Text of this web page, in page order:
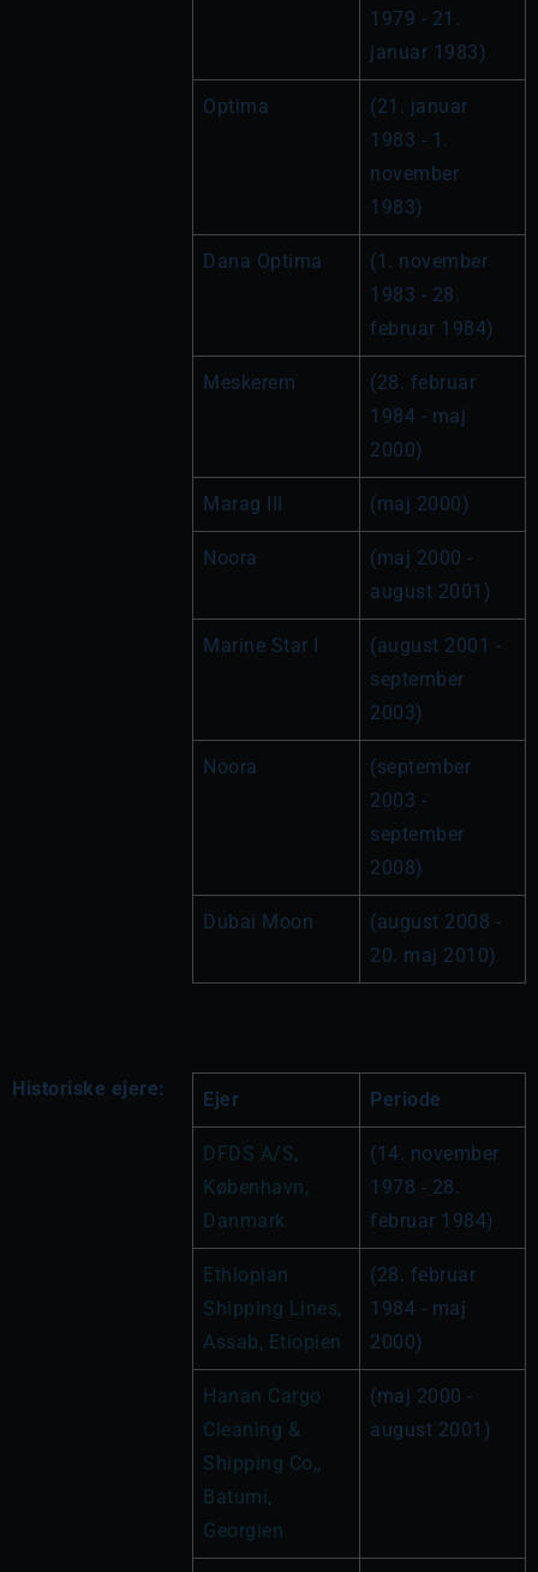
1979 - 21.
januar 1983)
Optima
(21. januar
1983 - 1.
november
1983)
Dana Optima
(1. november
1983 - 28.
februar 1984)
Meskerem
(28. februar
1984 - maj
2000)
Marag III (maj 2000)
Noora
(maj 2000 -
august 2001)
Marine Star I
(august 2001 -
september
2003)
Noora
(september
2003 -
september
2008)
Dubai Moon
(august 2008 -
20. maj 2010)
Historiske ejere: Ejer Periode
DFDS A/S,
København,
Danmark
(14. november
1978 - 28.
februar 1984)
Ethiopian
Shipping Lines,
Assab, Etiopien
(28. februar
1984 - maj
2000)
Hanan Cargo
Cleaning &
Shipping Co,,
Batumi,
Georgien
(maj 2000 -
august 2001)